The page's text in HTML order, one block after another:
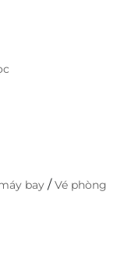
bay /Vé phòng